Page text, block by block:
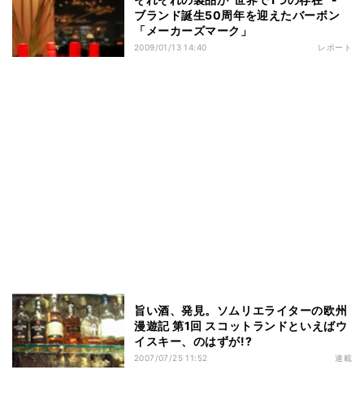
ブランド誕生50周年を迎えたバーボン
「メーカーズマーク」
2009/01/13 14:40 レポート
旨い酒、発見。ソムリエライターの欧州
漫遊記 第1回 スコットランドといえばウ
イスキー、のはずが!?
2007/07/25 11:52 連載